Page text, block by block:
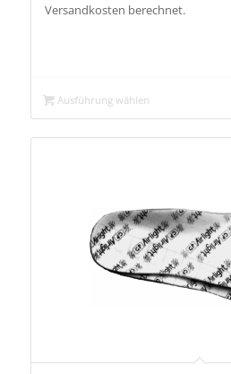
Versandkosten berechnet.
Ausführung wählen